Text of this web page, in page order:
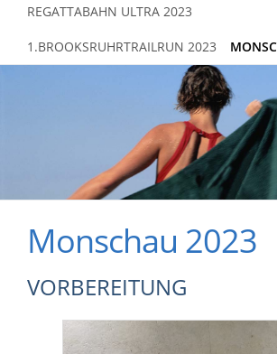
REGATTABAHN ULTRA 2023
1.BROOKSRUHRTRAILRUN 2023
Monschau 2023
VORBEREITUNG